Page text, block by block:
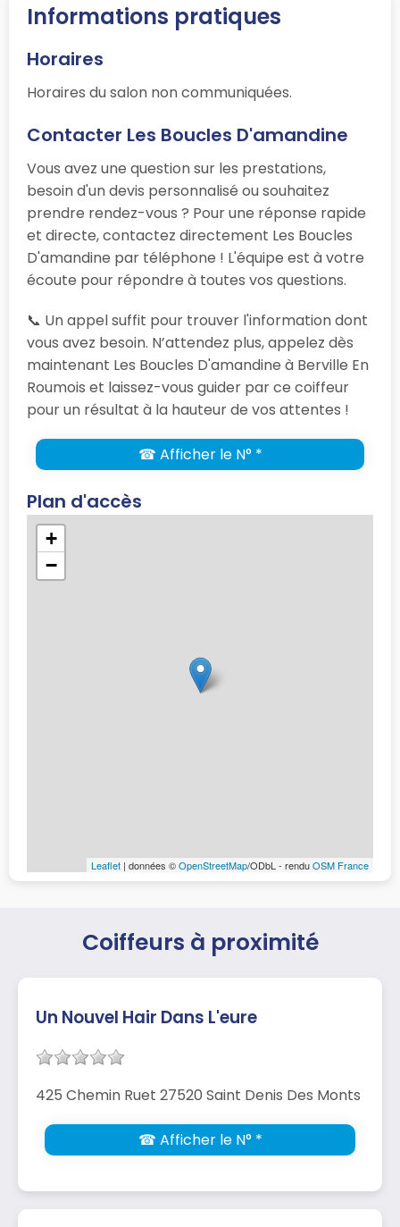
Informations pratiques
Horaires
Horaires du salon non communiquées.
Contacter Les Boucles D'amandine
Vous avez une question sur les prestations,
besoin d'un devis personnalisé ou souhaitez
prendre rendez-vous ? Pour une réponse rapide
et directe, contactez directement Les Boucles
D'amandine par téléphone ! L'équipe est à votre
écoute pour répondre à toutes vos questions.
📞 Un appel suffit pour trouver l'information dont
vous avez besoin. N’attendez plus, appelez dès
maintenant Les Boucles D'amandine à Berville En
Roumois et laissez-vous guider par ce coiffeur
pour un résultat à la hauteur de vos attentes !
☎ Afficher le N° *
Plan d'accès
+
−
Leaflet | données ©OpenStreetMap/ODbL - renduOSM France
Coiffeurs à proximité
Un Nouvel Hair Dans L'eure
425 Chemin Ruet 27520 Saint Denis Des Monts
☎ Afficher le N° *